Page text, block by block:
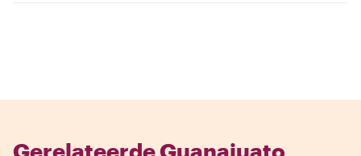
Gerelateerde Guanajuato